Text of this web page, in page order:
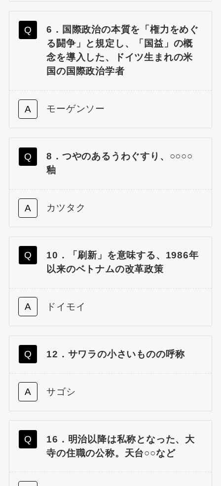
6．国際政治の本質を「権力をめぐ
る闘争」と規定し、「国益」の概
念を導入した、ドイツ生まれの米
国の国際政治学者
モーゲンソー
8．つやのあるうわぐすり、○○○○
釉
カツタク
10．「刷新」を意味する、1986年
以来のベトナムの改革政策
ドイモイ
12．サワラの小さいものの呼称
サゴシ
16．明治以降は私称となった、大
寺の住職の公称。天台○○など